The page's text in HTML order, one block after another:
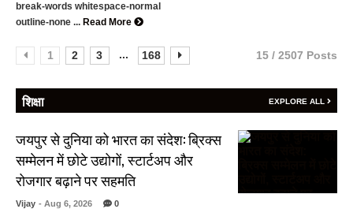
break-words whitespace-normal
outline-none ... Read More
1 2 3 ... 168 15 / 2507 Posts
शिक्षा EXPLORE ALL
जयपुर से दुनिया को भारत का संदेश: ब्रिक्स
सम्मेलन में छोटे उद्योगों, स्टार्टअप और
रोजगार बढ़ाने पर सहमति
Vijay - Aug 6, 2026 0